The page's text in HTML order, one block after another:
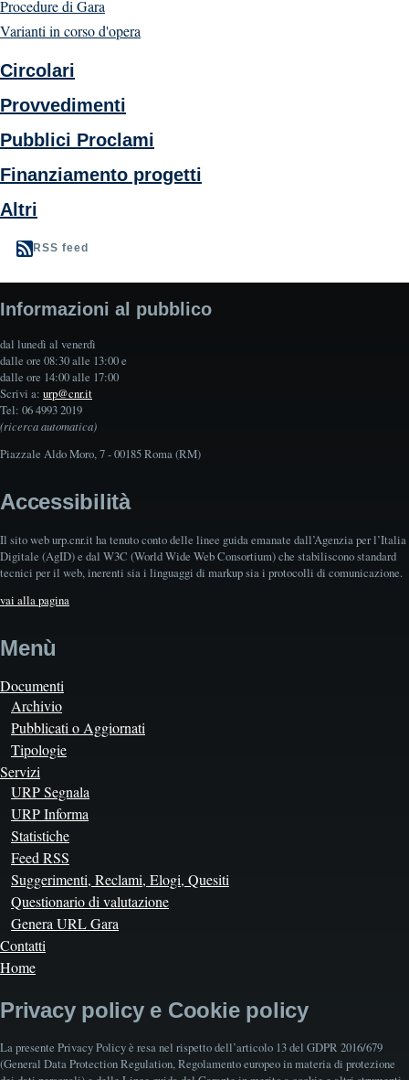
Procedure di Gara
Varianti in corso d'opera
Circolari
Provvedimenti
Pubblici Proclami
Finanziamento progetti
Altri
RSS feed
Informazioni al pubblico
dal lunedì al venerdì
dalle ore 08:30 alle 13:00 e
dalle ore 14:00 alle 17:00
Scrivi a: urp@cnr.it
Tel: 06 4993 2019
(ricerca automatica)
Piazzale Aldo Moro, 7 - 00185 Roma (RM)
Accessibilità
Il sito web urp.cnr.it ha tenuto conto delle linee guida emanate dall’Agenzia per l’Italia
Digitale (AgID) e dal W3C (World Wide Web Consortium) che stabiliscono standard
tecnici per il web, inerenti sia i linguaggi di markup sia i protocolli di comunicazione.
vai alla pagina
Menù
Documenti
Archivio
Pubblicati o Aggiornati
Tipologie
Servizi
URP Segnala
URP Informa
Statistiche
Feed RSS
Suggerimenti, Reclami, Elogi, Quesiti
Questionario di valutazione
Genera URL Gara
Contatti
Home
Privacy policy e Cookie policy
La presente Privacy Policy è resa nel rispetto dell’articolo 13 del GDPR 2016/679
(General Data Protection Regulation, Regolamento europeo in materia di protezione